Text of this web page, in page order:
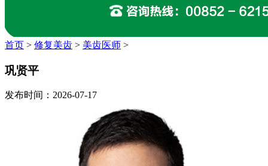
首页 > 修复美齿 > 美齿医师 >
巩贤平
发布时间：2026-07-17